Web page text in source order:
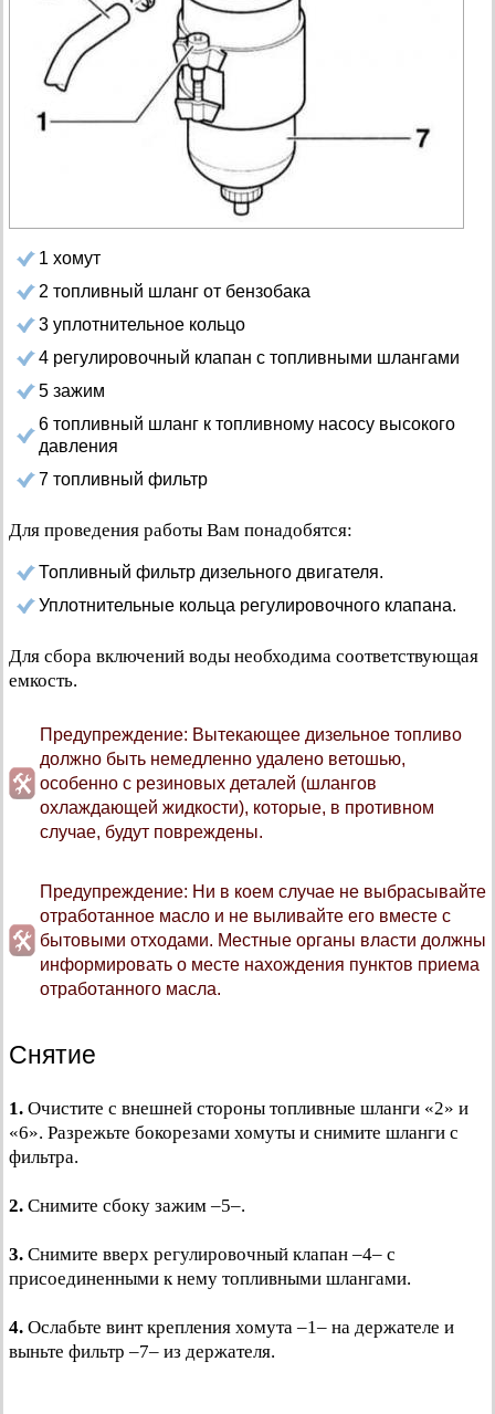
1 хомут
2 топливный шланг от бензобака
3 уплотнительное кольцо
4 регулировочный клапан с топливными шлангами
5 зажим
6 топливный шланг к топливному насосу высокого
давления
7 топливный фильтр
Для проведения работы Вам понадобятся:
Топливный фильтр дизельного двигателя.
Уплотнительные кольца регулировочного клапана.
Для сбора включений воды необходима соответствующая
емкость.
Предупреждение: Вытекающее дизельное топливо
должно быть немедленно удалено ветошью,
особенно с резиновых деталей (шлангов
охлаждающей жидкости), которые, в противном
случае, будут повреждены.
Предупреждение: Ни в коем случае не выбрасывайте
отработанное масло и не выливайте его вместе с
бытовыми отходами. Местные органы власти должны
информировать о месте нахождения пунктов приема
отработанного масла.
Снятие
1. Очистите с внешней стороны топливные шланги «2» и
«6». Разрежьте бокорезами хомуты и снимите шланги с
фильтра.
2. Снимите сбоку зажим –5–.
3. Снимите вверх регулировочный клапан –4– с
присоединенными к нему топливными шлангами.
4. Ослабьте винт крепления хомута –1– на держателе и
выньте фильтр –7– из держателя.